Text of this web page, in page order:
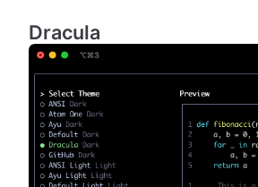
Dracula